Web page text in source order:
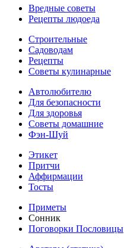
Вредные советы
Рецепты людоеда
Строительные
Садоводам
Рецепты
Советы кулинарные
Автолюбителю
Для безопасности
Для здоровья
Советы домашние
Фэн-Шуй
Этикет
Притчи
Аффирмации
Тосты
Приметы
Сонник
Поговорки Пословицы